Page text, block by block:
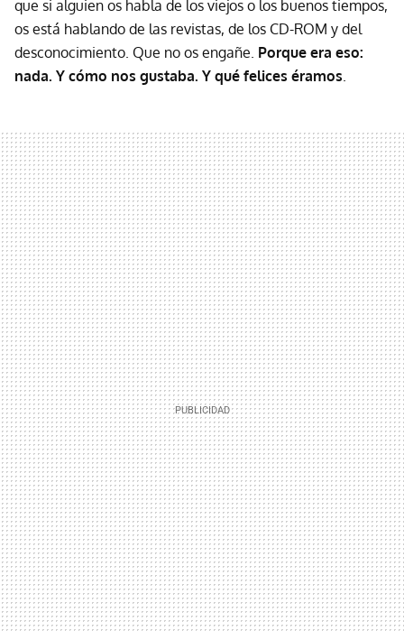
que si alguien os habla de los viejos o los buenos tiempos,
os está hablando de las revistas, de los CD-ROM y del
desconocimiento. Que no os engañe. Porque era eso:
nada. Y cómo nos gustaba. Y qué felices éramos